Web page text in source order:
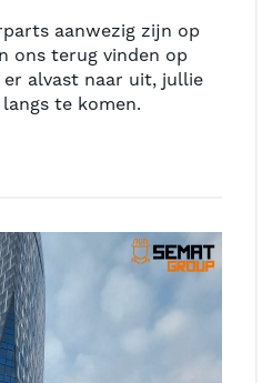
aanwezig zijn op
ons terug vinden op
er alvast naar uit, jullie
te komen.